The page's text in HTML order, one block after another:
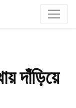
দাঁড়িয়ে